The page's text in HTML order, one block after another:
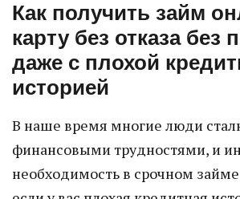
Как получить займ
карту без отказа без
даже с плохой
историей
В наше время многие люди
финансовыми трудностями, и
необходимость в срочном